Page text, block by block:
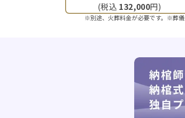
(税込 132,000円)
※別途、火葬料金が必要です。※葬儀